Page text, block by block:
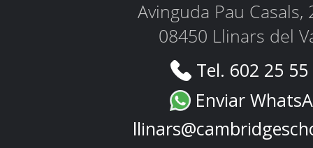
Avinguda Pau Casals,
08450 Llinars del
Tel. 602 25
Enviar